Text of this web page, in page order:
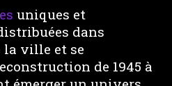
uniques et
dans
ville et se
de 1945 à